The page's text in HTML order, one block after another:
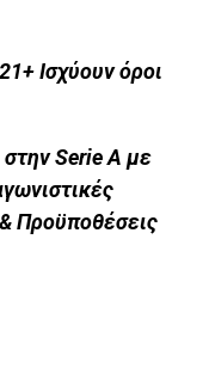
Ισχύουν όροι
στην Serie A με
Προϋποθέσεις